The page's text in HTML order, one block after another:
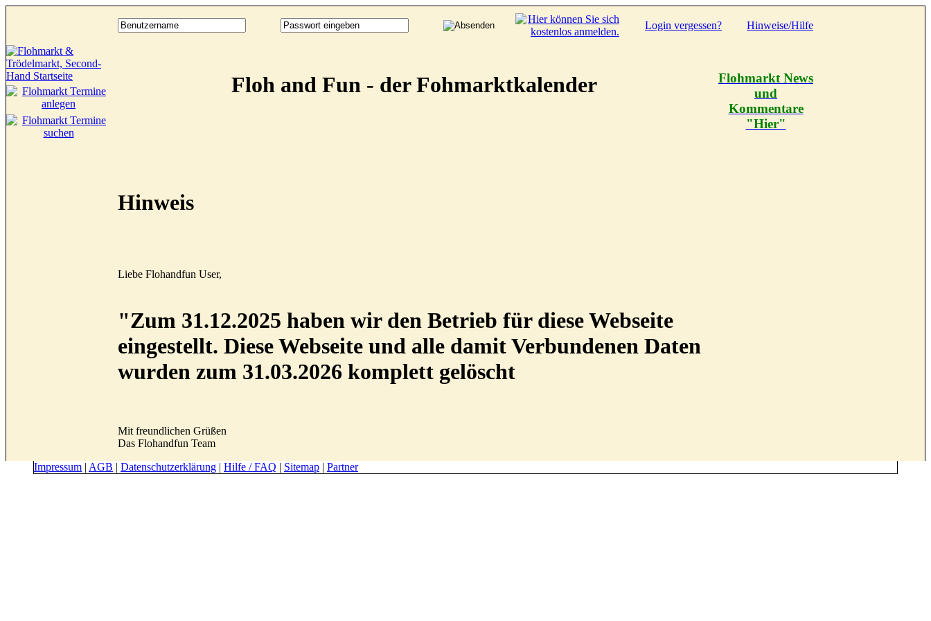
Login vergessen? Hinweise/Hilfe
Floh and Fun - der Fohmarktkalender
Hinweis
Liebe Flohandfun User,
"Zum 31.12.2025 haben wir den Betrieb für diese Webseite
eingestellt. Diese Webseite und alle damit Verbundenen Daten
wurden zum 31.03.2026 komplett gelöscht
Mit freundlichen Grüßen
Das Flohandfun Team
Flohmarkt News
und
Kommentare
"Hier"
Impressum | AGB | Datenschutzerklärung | Hilfe / FAQ | Sitemap | Partner